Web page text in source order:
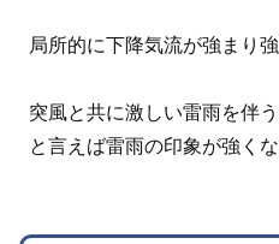
局所的に下降気流が強まり
突風と共に激しい雷雨を伴う
と言えば雷雨の印象が強くな